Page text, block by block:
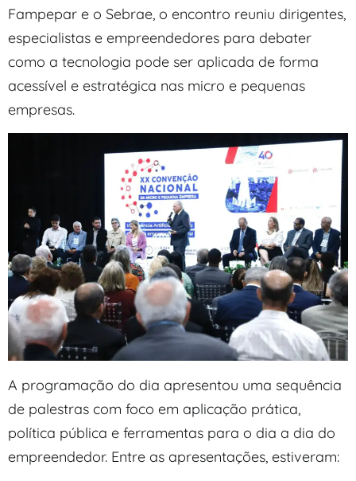
Fampepar e o Sebrae, o encontro reuniu dirigentes,
especialistas e empreendedores para debater
como a tecnologia pode ser aplicada de forma
acessível e estratégica nas micro e pequenas
empresas.
A programação do dia apresentou uma sequência
de palestras com foco em aplicação prática,
política pública e ferramentas para o dia a dia do
empreendedor. Entre as apresentações, estiveram: